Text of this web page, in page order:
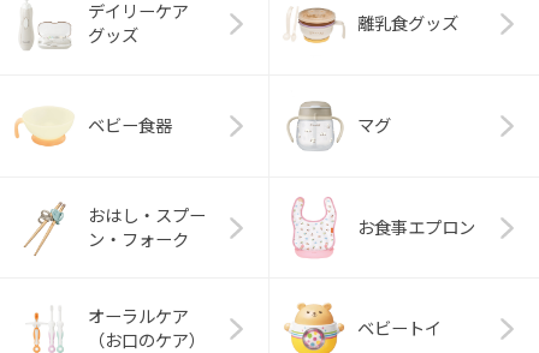
デイリーケア
グッズ
離乳食グッズ
ベビー食器 マグ
おはし・スプー
ン・フォーク
お食事エプロン
オーラルケア
（お口のケア）
ベビートイ